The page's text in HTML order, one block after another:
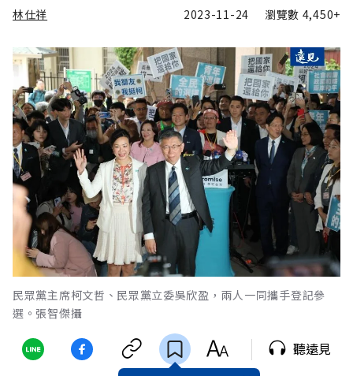
林仕祥 2023-11-24 瀏覽數 4,450+
民眾黨主席柯文哲、民眾黨立委吳欣盈，兩人一同攜手登記參
選。張智傑攝
聽遠見